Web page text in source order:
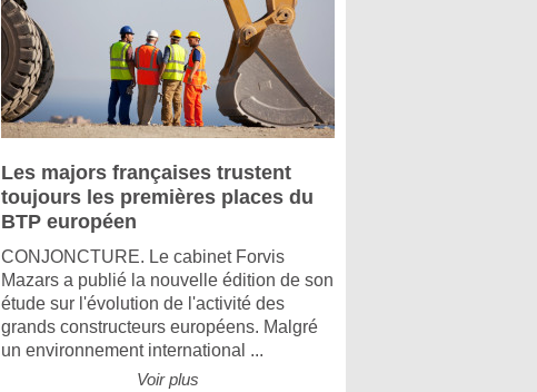
Les majors françaises trustent
toujours les premières places du
BTP européen
CONJONCTURE. Le cabinet Forvis
Mazars a publié la nouvelle édition de son
étude sur l'évolution de l'activité des
grands constructeurs européens. Malgré
un environnement international ...
Voir plus